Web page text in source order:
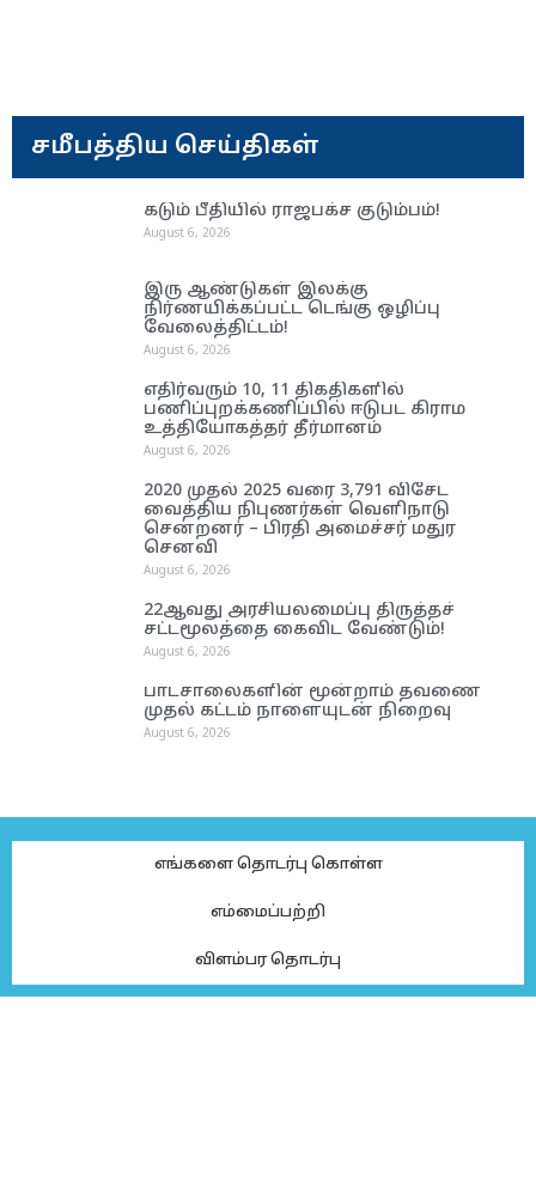
சமீபத்திய செய்திகள்
கடும் பீதியில் ராஜபக்ச குடும்பம்!
August 6, 2026
இரு ஆண்டுகள் இலக்கு
நிர்ணயிக்கப்பட்ட டெங்கு ஒழிப்பு
வேலைத்திட்டம்!
August 6, 2026
எதிர்வரும் 10, 11 திகதிகளில்
பணிப்புறக்கணிப்பில் ஈடுபட கிராம
உத்தியோகத்தர் தீர்மானம்
August 6, 2026
2020 முதல் 2025 வரை 3,791 விசேட
வைத்திய நிபுணர்கள் வெளிநாடு
சென்றனர் – பிரதி அமைச்சர் மதுர
செனவி
August 6, 2026
22ஆவது அரசியலமைப்பு திருத்தச்
சட்டமூலத்தை கைவிட வேண்டும்!
August 6, 2026
பாடசாலைகளின் மூன்றாம் தவணை
முதல் கட்டம் நாளையுடன் நிறைவு
August 6, 2026
எங்களை தொடர்பு கொள்ள
எம்மைப்பற்றி
விளம்பர தொடர்பு